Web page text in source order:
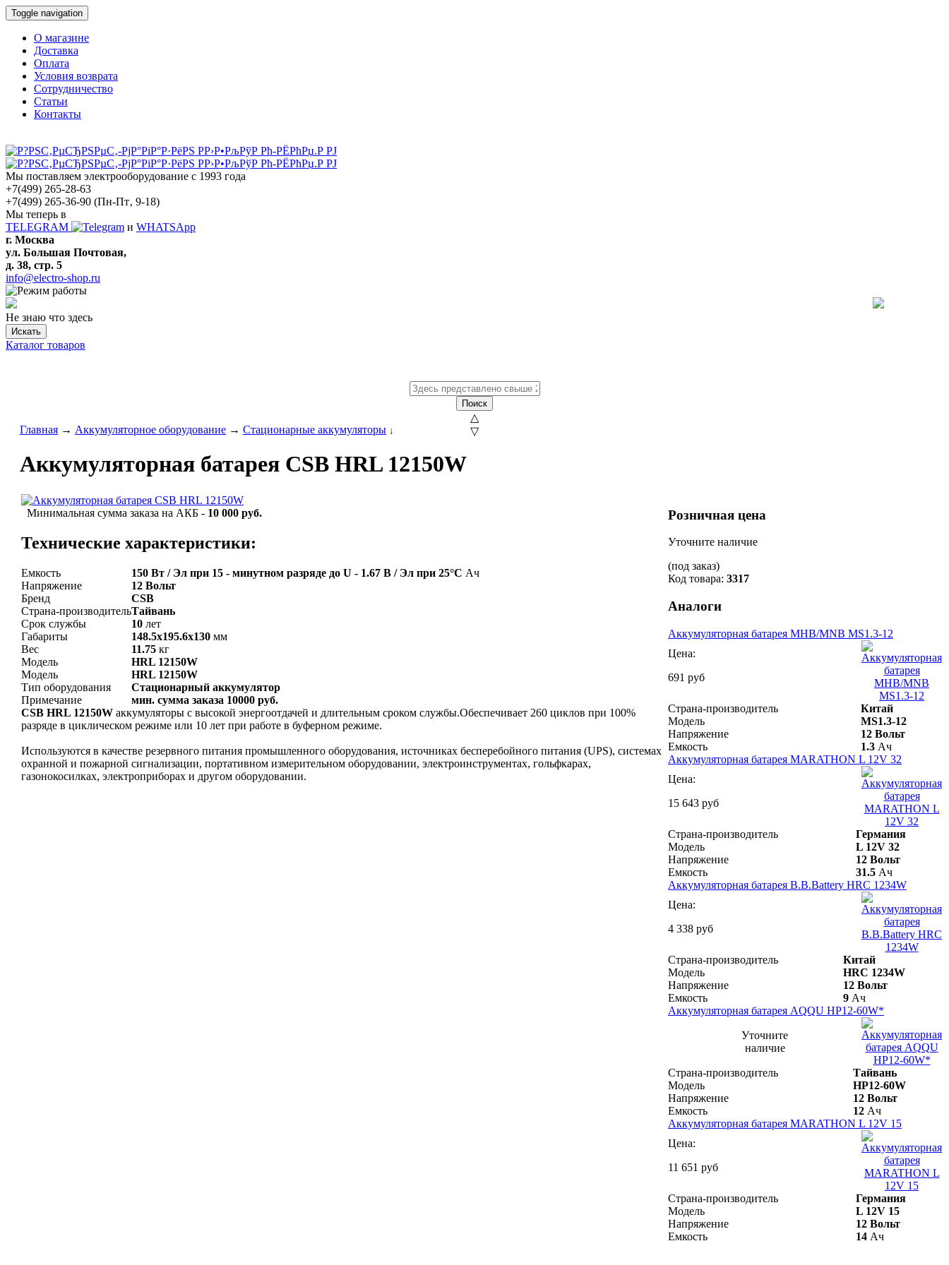
Toggle navigation
О магазине
Доставка
Оплата
Условия возврата
Сотрудничество
Статьи
Контакты
Мы поставляем электрооборудование с 1993 года
+7(499) 265-28-63
+7(499) 265-36-90 (Пн-Пт‚ 9-18)
Мы теперь в
TELEGRAM
и WHATSApp
г. Москва
ул. Большая Почтовая,
д. 38, стр. 5
info@electro-shop.ru
Не знаю что здесь
Искать
Каталог товаров
Поиск
△
▽
Главная → Аккумуляторное оборудование → Стационарные аккумуляторы ↓
Аккумуляторная батарея CSB HRL 12150W
Минимальная сумма заказа на АКБ - 10 000 руб.
Технические характеристики:
Емкость 150 Вт / Эл при 15 - минутном разряде до U - 1.67 В / Эл при 25°С Ач
Напряжение
12 Вольт
Бренд
CSB
Страна-производительТайвань
Срок службы
10 лет
Габариты
148.5x195.6x130 мм
Вес
11.75 кг
Модель
HRL 12150W
Модель
HRL 12150W
Тип оборудования
Стационарный аккумулятор
Примечание
мин. сумма заказа 10000 руб.
CSB HRL 12150W аккумуляторы с высокой энергоотдачей и длительным сроком службы.Обеспечивает 260 циклов при 100%
разряде в циклическом режиме или 10 лет при работе в буферном режиме.
Используются в качестве резервного питания промышленного оборудования, источниках бесперебойного питания (UPS), системах
охранной и пожарной сигнализации, портативном измерительном оборудовании, электроинструментах, гольфкарах,
газонокосилках, электроприборах и другом оборудовании.
Розничная цена
Уточните наличие
(под заказ)
Код товара: 3317
Аналоги
Аккумуляторная батарея MHB/MNB MS1.3-12
Цена:
691 руб
Страна-производитель
Китай
Модель
MS1.3-12
Напряжение
12 Вольт
Емкость
1.3 Ач
Аккумуляторная батарея MARATHON L 12V 32
Цена:
15 643 руб
Страна-производитель
Германия
Модель
L 12V 32
Напряжение
12 Вольт
Емкость
31.5 Ач
Аккумуляторная батарея B.B.Battery HRC 1234W
Цена:
4 338 руб
Страна-производитель
Китай
Модель
HRC 1234W
Напряжение
12 Вольт
Емкость
9 Ач
Аккумуляторная батарея AQQU HP12-60W*
Уточните
наличие
Страна-производитель
Тайвань
Модель
HP12-60W
Напряжение
12 Вольт
Емкость
12 Ач
Аккумуляторная батарея MARATHON L 12V 15
Цена:
11 651 руб
Страна-производитель
Германия
Модель
L 12V 15
Напряжение
12 Вольт
Емкость
14 Ач